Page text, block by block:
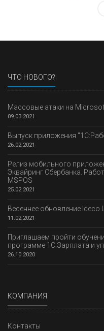
ЧТО НОВОГО?
Массовые атаки на
09.03.2021
Выпуск приложения
26.02.2021
Релиз мобильного
Эквайринг Сбербанка.
MSPOS
25.02.2021
Весеннее обновление Ideco
11.02.2021
Приглашаем пройти
программе 1С:Зарплата и
26.10.2020
КОМПАНИЯ
Контакты